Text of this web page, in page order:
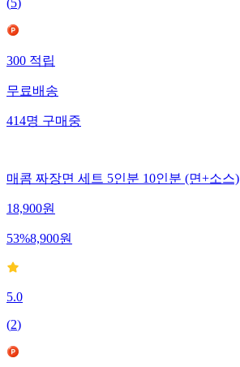
(5)
300적립
무료배송
414명구매중
매콤 짜장면 세트 5인분 10인분 (면+소스)
18,900원
53%8,900원
5.0
(2)